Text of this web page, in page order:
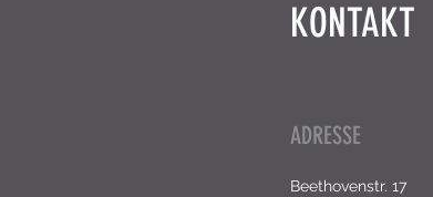
KONTAKT
ADRESSE
Beethovenstr. 17